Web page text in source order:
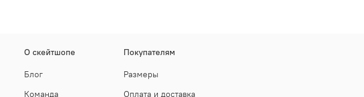
О скейтшопе
Блог
Команда
Покупателям
Размеры
Оплата и доставка